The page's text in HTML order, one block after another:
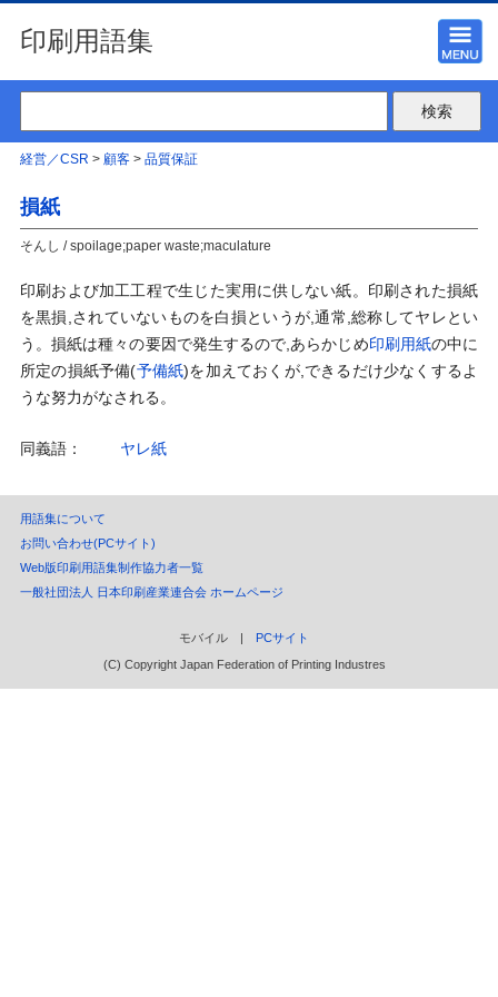
印刷用語集
経営／CSR > 顧客> 品質保証
損紙
そんし / spoilage;paper waste;maculature
印刷および加工工程で生じた実用に供しない紙。印刷された損紙
を黒損,されていないものを白損というが,通常,総称してヤレとい
う。損紙は種々の要因で発生するので,あらかじめ印刷用紙の中に
所定の損紙予備(予備紙)を加えておくが,できるだけ少なくするよ
うな努力がなされる。
同義語： ヤレ紙
用語集について
お問い合わせ(PCサイト)
Web版印刷用語集制作協力者一覧
一般社団法人 日本印刷産業連合会 ホームページ
モバイル | PCサイト
(C) Copyright Japan Federation of Printing Industres